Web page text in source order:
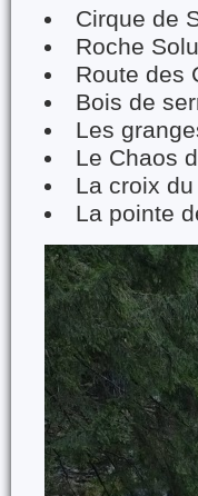
Cirque de
Roche
Route des
Bois de
Les
Le Chaos
La croix
La pointe